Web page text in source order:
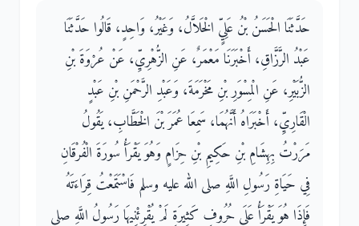
حَدَّثَنَا الْحَسَنُ بْنُ عَلِيٍّ الْخَلاَّلُ، وَغَيْرُ، وَاحِدٍ، قَالُوا حَدَّثَنَا
عَبْدُ الرَّزَّاقِ، أَخْبَرَنَا مَعْمَرٌ، عَنِ الزُّهْرِيِّ، عَنْ عُرْوَةَ بْنِ
الزُّبَيْرِ، عَنِ الْمِسْوَرِ بْنِ مَخْرَمَةَ، وَعَبْدِ الرَّحْمَنِ بْنِ عَبْدٍ
الْقَارِيِّ، أَخْبَرَاهُ أَنَّهُمَا، سَمِعَا عُمَرَ بْنَ الْخَطَّابِ، يَقُولُ
مَرَرْتُ بِهِشَامِ بْنِ حَكِيمِ بْنِ حِزَامٍ وَهُوَ يَقْرَأُ سُورَةَ الْفُرْقَانِ
فِي حَيَاةِ رَسُولِ اللَّهِ صلى الله عليه وسلم فَاسْتَمَعْتُ قِرَاءَتَهُ
فَإِذَا هُوَ يَقْرَأُ عَلَى حُرُوفٍ كَثِيرَةٍ لَمْ يُقْرِئْنِيهَا رَسُولُ اللَّهِ صلى